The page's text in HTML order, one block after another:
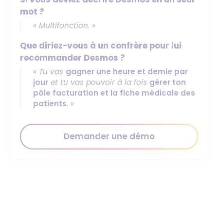
mot ?
« Multifonction. »
Que diriez-vous à un confrère pour lui
recommander Desmos ?
« Tu vas gagner une heure et demie par
jour et tu vas pouvoir à la fois gérer ton
pôle facturation et la fiche médicale des
patients. »
Demander une démo